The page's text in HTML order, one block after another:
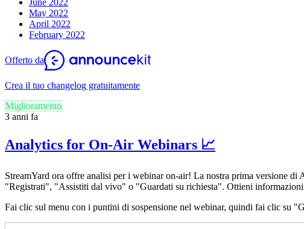
May 2022
April 2022
February 2022
Offerto da
Crea il tuo changelog gratuitamente
Miglioramento
3 anni fa
Analytics for On-Air Webinars 📈
StreamYard ora offre analisi per i webinar on-air! La nostra prima versione
"Registrati", "Assistiti dal vivo" o "Guardati su richiesta". Ottieni informazioni
Fai clic sul menu con i puntini di sospensione nel webinar, quindi fai clic su